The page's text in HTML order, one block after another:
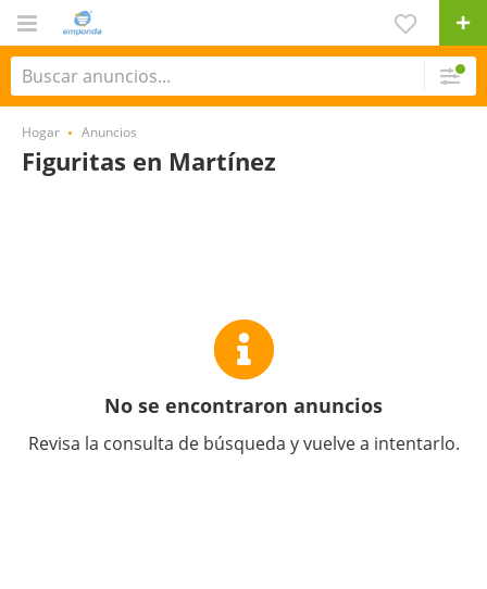
Hogar Anuncios
Figuritas en Martínez
No se encontraron anuncios
Revisa la consulta de búsqueda y vuelve a intentarlo.